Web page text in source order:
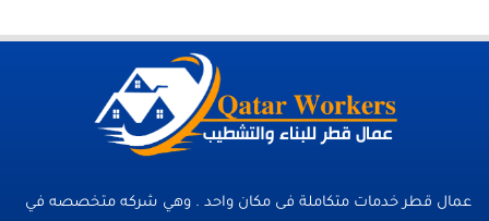
عمال قطر خدمات متكاملة فى مكان واحد . وهي شركه متخصصه في